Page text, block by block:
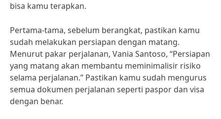
bisa kamu terapkan.
Pertama-tama, sebelum berangkat, pastikan kamu
sudah melakukan persiapan dengan matang.
Menurut pakar perjalanan, Vania Santoso, “Persiapan
yang matang akan membantu meminimalisir risiko
selama perjalanan.” Pastikan kamu sudah mengurus
semua dokumen perjalanan seperti paspor dan visa
dengan benar.